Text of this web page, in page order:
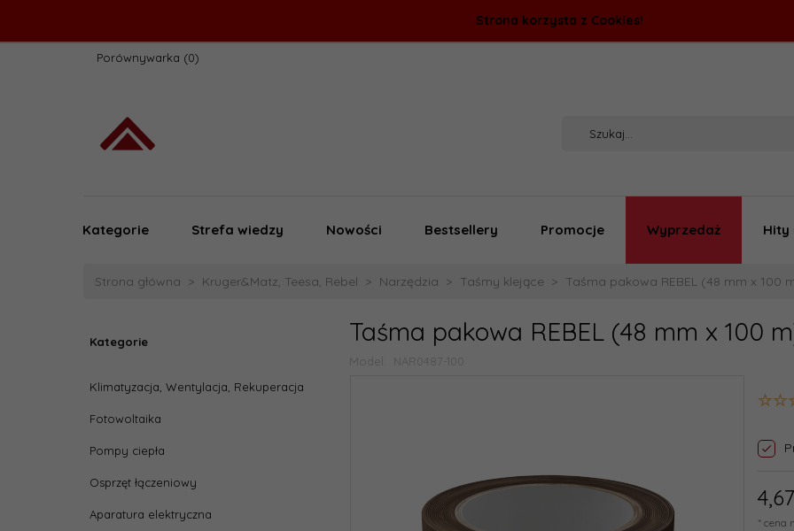
Strona korzysta z Cookies!
Porównywarka
Kategorie Strefa wiedzy Nowości Bestsellery Promocje Wyprzedaż Hity
Strona główna Kruger&Matz, Teesa, Rebel Narzędzia Taśmy klejące Taśma pakowa REBEL (48 mm x 100
Kategorie
Klimatyzacja, Wentylacja, Rekuperacja
Fotowoltaika
Pompy ciepła
Osprzęt łączeniowy
Aparatura elektryczna
Taśma pakowa REBEL (48 mm x 100
Model: NAR0487-100
4,67
* cena